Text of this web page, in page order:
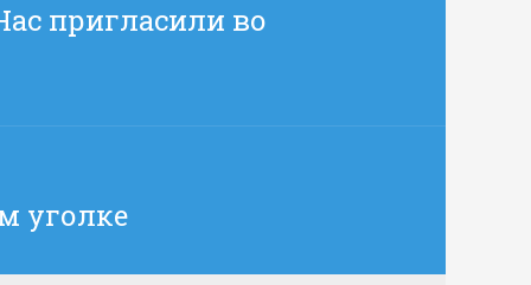
пригласили во
уголке